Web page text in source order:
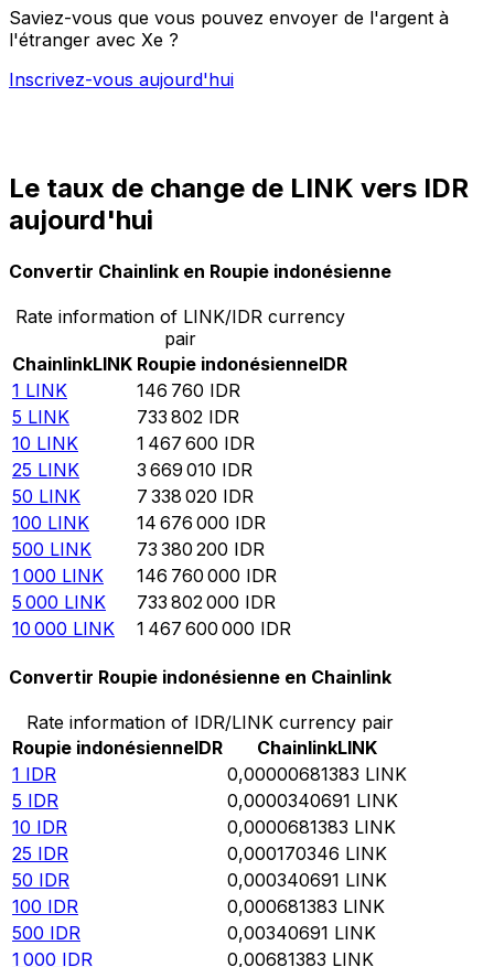
Saviez-vous que vous pouvez envoyer de l'argent à
l'étranger avec Xe ?
Inscrivez-vous aujourd'hui
Le taux de change de LINK vers IDR
aujourd'hui
Convertir Chainlink en Roupie indonésienne
Rate information of LINK/IDR currency
pair
ChainlinkLINK Roupie indonésienneIDR
1 LINK 146 760 IDR
5 LINK 733 802 IDR
10 LINK 1 467 600 IDR
25 LINK 3 669 010 IDR
50 LINK 7 338 020 IDR
100 LINK 14 676 000 IDR
500 LINK 73 380 200 IDR
1 000 LINK 146 760 000 IDR
5 000 LINK 733 802 000 IDR
10 000 LINK 1 467 600 000 IDR
Convertir Roupie indonésienne en Chainlink
Rate information of IDR/LINK currency pair
Roupie indonésienneIDR ChainlinkLINK
1 IDR 0,00000681383 LINK
5 IDR 0,0000340691 LINK
10 IDR 0,0000681383 LINK
25 IDR 0,000170346 LINK
50 IDR 0,000340691 LINK
100 IDR 0,000681383 LINK
500 IDR 0,00340691 LINK
1 000 IDR 0,00681383 LINK